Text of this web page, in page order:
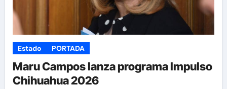
Estado PORTADA
Maru Campos lanza programa Impulso
Chihuahua 2026